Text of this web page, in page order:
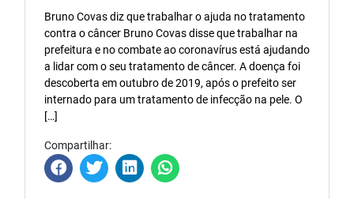
Bruno Covas diz que trabalhar o ajuda no tratamento
contra o câncer Bruno Covas disse que trabalhar na
prefeitura e no combate ao coronavírus está ajudando
a lidar com o seu tratamento de câncer. A doença foi
descoberta em outubro de 2019, após o prefeito ser
internado para um tratamento de infecção na pele. O
[…]
Compartilhar: